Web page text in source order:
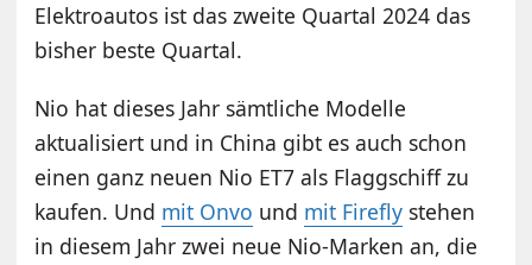
Elektroautos ist das zweite Quartal 2024 das
bisher beste Quartal.
Nio hat dieses Jahr sämtliche Modelle
aktualisiert und in China gibt es auch schon
einen ganz neuen Nio ET7 als Flaggschiff zu
kaufen. Und mit Onvo und mit Firefly stehen
in diesem Jahr zwei neue Nio-Marken an, die